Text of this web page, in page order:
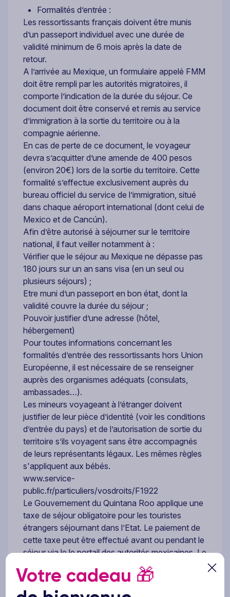
Formalités d’entrée :
Les ressortissants français doivent être munis
d’un passeport individuel avec une durée de
validité minimum de 6 mois après la date de
retour.
A l’arrivée au Mexique, un formulaire appelé FMM
doit être rempli par les autorités migratoires, il
comporte l’indication de la durée du séjour. Ce
document doit être conservé et remis au service
d’immigration à la sortie du territoire ou à la
compagnie aérienne.
En cas de perte de ce document, le voyageur
devra s’acquitter d’une amende de 400 pesos
(environ 20€) lors de la sortie du territoire. Cette
formalité s’effectue exclusivement auprès du
bureau officiel du service de l’immigration, situé
dans chaque aéroport international (dont celui de
Mexico et de Cancún).
Afin d’être autorisé à séjourner sur le territoire
national, il faut veiller notamment à :
Vérifier que le séjour au Mexique ne dépasse pas
180 jours sur un an sans visa (en un seul ou
plusieurs séjours) ;
Etre muni d’un passeport en bon état, dont la
validité couvre la durée du séjour ;
Pouvoir justifier d’une adresse (hôtel,
hébergement)
Pour toutes informations concernant les
formalités d’entrée des ressortissants hors Union
Européenne, il est nécessaire de se renseigner
auprès des organismes adéquats (consulats,
ambassades…).
Les mineurs voyageant à l’étranger doivent
justifier de leur pièce d’identité (voir les conditions
d’entrée du pays) et de l’autorisation de sortie du
territoire s’ils voyagent sans être accompagnés
de leurs représentants légaux. Les mêmes règles
s'appliquent aux bébés.
www.service-
public.fr/particuliers/vosdroits/F1922
Le Gouvernement du Quintana Roo applique une
taxe de séjour obligatoire pour les touristes
étrangers séjournant dans l’Etat. Le paiement de
cette taxe peut être effectué avant ou pendant le
séjour via le le portail des autorités mexicaines. Le
justificatif de paiement doit être présenté à la
sortie du territoire.
Les passagers en transit dans un pays différent
Votre cadeau 🎁